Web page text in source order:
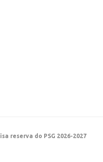
reserva do PSG 2026-2027